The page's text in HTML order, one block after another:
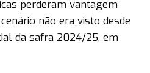
perderam vantagem
não era visto desde
da safra 2024/25, em